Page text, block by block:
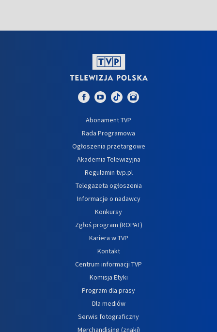
Abonament TVP
Rada Programowa
Ogłoszenia przetargowe
Akademia Telewizyjna
Regulamin tvp.pl
Telegazeta ogłoszenia
Informacje o nadawcy
Konkursy
Zgłoś program (ROPAT)
Kariera w TVP
Kontakt
Centrum informacji TVP
Komisja Etyki
Program dla prasy
Dla mediów
Serwis fotograficzny
Merchandising (znaki)